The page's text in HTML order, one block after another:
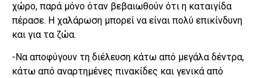
χώρο, παρά μόνο όταν βεβαιωθούν ότι η καταιγίδα
πέρασε. Η χαλάρωση μπορεί να είναι πολύ επικίνδυνη
και για τα ζώα.
-Να αποφύγουν τη διέλευση κάτω από μεγάλα δέντρα,
κάτω από αναρτημένες πινακίδες και γενικά από